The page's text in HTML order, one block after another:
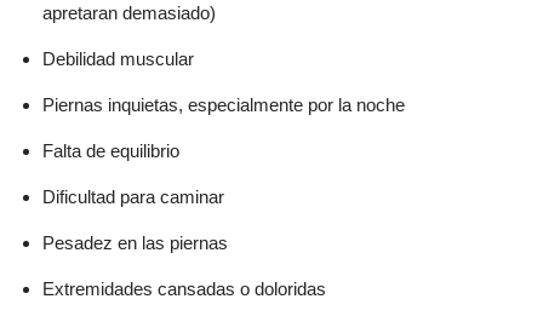
apretaran demasiado)
Debilidad muscular
Piernas inquietas, especialmente por la noche
Falta de equilibrio
Dificultad para caminar
Pesadez en las piernas
Extremidades cansadas o doloridas